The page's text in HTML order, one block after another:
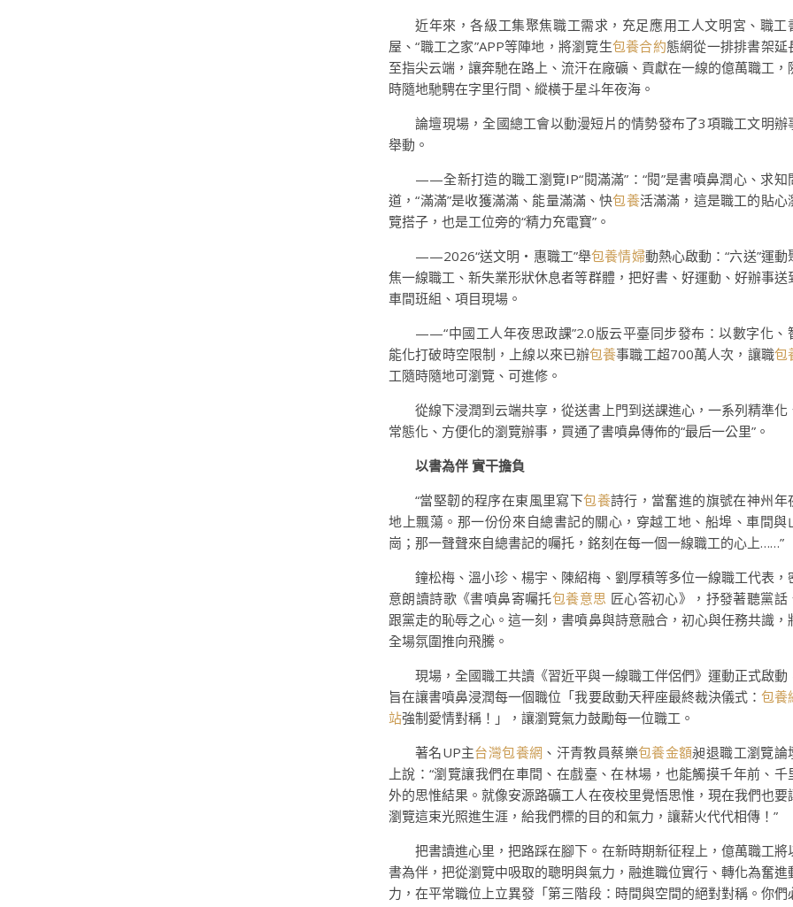
近年來，各級工集聚焦職工需求，充足應用工人文明宮、職工
屋、“職工之家”APP等陣地，將瀏覽生包養合約態網從一排排書架延
至指尖云端，讓奔馳在路上、流汗在廠礦、貢獻在一線的億萬職工，
時隨地馳騁在字里行間、縱橫于星斗年夜海。
論壇現場，全國總工會以動漫短片的情勢發布了3項職工文明辦
舉動。
——全新打造的職工瀏覽IP“閱滿滿”：“閱”是書噴鼻潤心、求知
道，“滿滿”是收獲滿滿、能量滿滿、快包養活滿滿，這是職工的貼心
覽搭子，也是工位旁的“精力充電寶”。
——2026“送文明・惠職工”舉包養情婦動熱心啟動：“六送”運動
焦一線職工、新失業形狀休息者等群體，把好書、好運動、好辦事送
車間班組、項目現場。
——“中國工人年夜思政課”2.0版云平臺同步發布：以數字化、
能化打破時空限制，上線以來已辦包養事職工超700萬人次，讓職包
工隨時隨地可瀏覽、可進修。
從線下浸潤到云端共享，從送書上門到送課進心，一系列精準化
常態化、方便化的瀏覽辦事，買通了書噴鼻傳佈的“最后一公里”。
以書為伴 實干擔負
“當堅韌的程序在東風里寫下包養詩行，當奮進的旗號在神州年
地上飄蕩。那一份份來自總書記的關心，穿越工地、船埠、車間與
崗；那一聲聲來自總書記的囑托，銘刻在每一個一線職工的心上……”
鐘松梅、溫小珍、楊宇、陳紹梅、劉厚積等多位一線職工代表，
意朗讀詩歌《書噴鼻寄囑托包養意思 匠心答初心》，抒發著聽黨話
跟黨走的恥辱之心。這一刻，書噴鼻與詩意融合，初心與任務共識，
全場氛圍推向飛騰。
現場，全國職工共讀《習近平與一線職工伴侶們》運動正式啟動
旨在讓書噴鼻浸潤每一個職位「我要啟動天秤座最終裁決儀式： 包養
站強制愛情對稱！」，讓瀏覽氣力鼓勵每一位職工。
著名UP主台灣包養網 、汗青教員蔡樂包養金額昶退職工瀏覽論
上說：“瀏覽讓我們在車間、在戲臺、在林場，也能觸摸千年前、千
外的思惟結果。就像安源路礦工人在夜校里覺悟思惟，現在我們也要
瀏覽這束光照進生涯，給我們標的目的和氣力，讓薪火代代相傳！”
把書讀進心里，把路踩在腳下。在新時期新征程上，億萬職工將
書為伴，把從瀏覽中吸取的聰明與氣力，融進職位實行、轉化為奮進
力，在平常職位上立異發「第三階段：時間與空間的絕對對稱。你們